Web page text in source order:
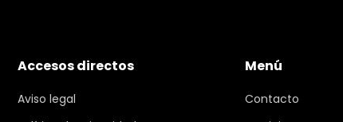
Accesos directos
Aviso legal
Menú
Contacto